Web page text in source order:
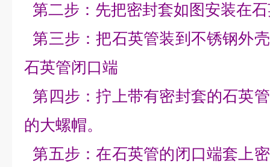
第二步：先把密封套如图安装在
第三步：把石英管装到不锈钢外
石英管闭口端
第四步：拧上带有密封套的石英
的大螺帽。
第五步：在石英管的闭口端套上